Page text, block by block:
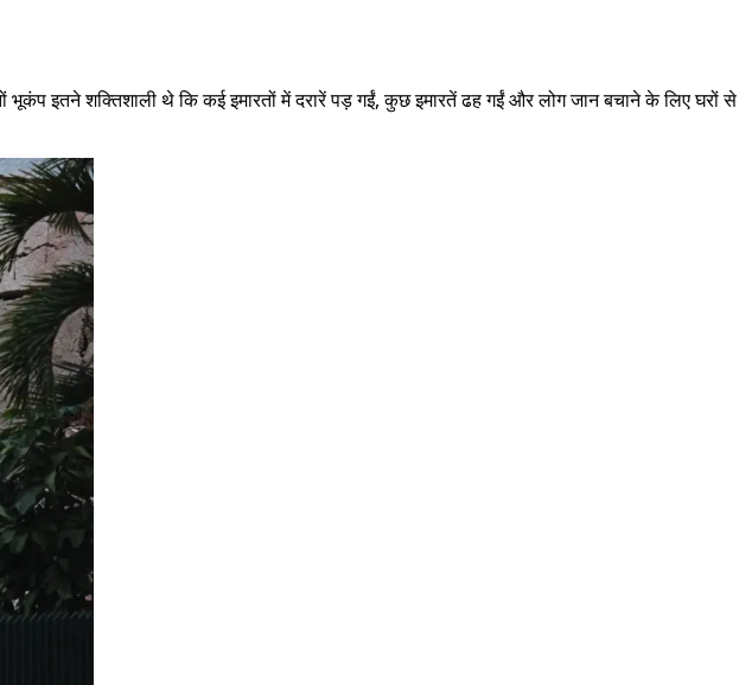
इतने शक्तिशाली थे कि कई इमारतों में दरारें पड़ गईं, कुछ इमारतें ढह गईं और लोग जान बचाने के लिए घरों से